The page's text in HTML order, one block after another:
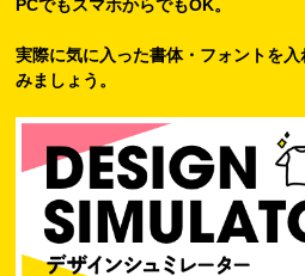
PCでもスマホからでもOK。
実際に気に入った書体・フォントを
みましょう。